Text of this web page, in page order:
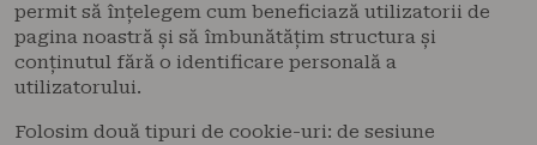
permit să înțelegem cum beneficiază utilizatorii de
pagina noastră și să îmbunătățim structura și
conținutul fără o identificare personală a
utilizatorului.
Folosim două tipuri de cookie-uri: de sesiune